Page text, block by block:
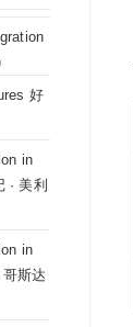
好
in
· 美利
in
斯达